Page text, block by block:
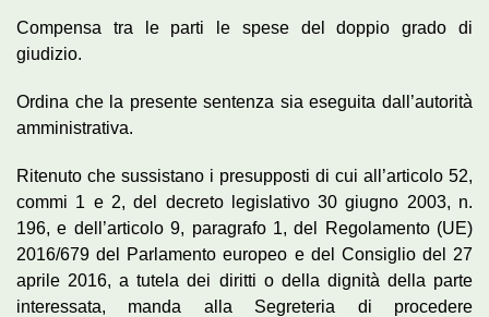
Compensa tra le parti le spese del doppio grado di
giudizio.
Ordina che la presente sentenza sia eseguita dall’autorità
amministrativa.
Ritenuto che sussistano i presupposti di cui all’articolo 52,
commi 1 e 2, del decreto legislativo 30 giugno 2003, n.
196, e dell’articolo 9, paragrafo 1, del Regolamento (UE)
2016/679 del Parlamento europeo e del Consiglio del 27
aprile 2016, a tutela dei diritti o della dignità della parte
interessata, manda alla Segreteria di procedere